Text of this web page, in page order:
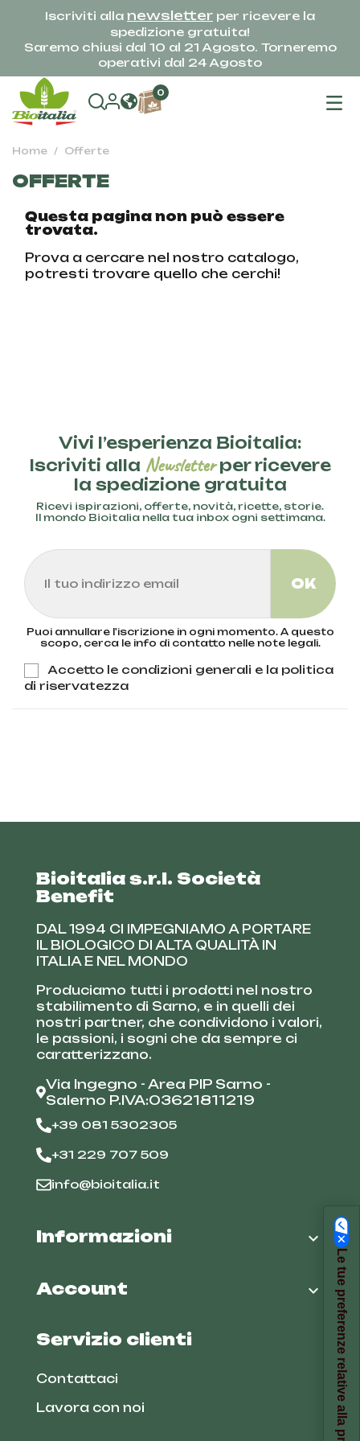
Iscriviti alla newsletter per ricevere la
spedizione gratuita!
Saremo chiusi dal 10 al 21 Agosto. Torneremo
operativi dal 24 Agosto
0
Home Offerte
OFFERTE
Questa pagina non può essere
trovata.
Prova a cercare nel nostro catalogo,
potresti trovare quello che cerchi!
Vivi l’esperienza Bioitalia:
Iscriviti alla Newsletterper ricevere
la spedizione gratuita
Ricevi ispirazioni, offerte, novità, ricette, storie.
Il mondo Bioitalia nella tua inbox ogni settimana.
Puoi annullare l'iscrizione in ogni momento. A questo
scopo, cerca le info di contatto nelle note legali.
Accetto le condizioni generali e la politica
di riservatezza
Bioitalia s.r.l. Società
Benefit
DAL 1994 CI IMPEGNIAMO A PORTARE
IL BIOLOGICO DI ALTA QUALITÀ IN
ITALIA E NEL MONDO
Produciamo tutti i prodotti nel nostro
stabilimento di Sarno, e in quelli dei
nostri partner, che condividono i valori,
le passioni, i sogni che da sempre ci
caratterizzano.
Via Ingegno - Area PIP Sarno -
Salerno P.IVA:03621811219
+39 081 5302305
+31 229 707 509
info@bioitalia.it
Informazioni 
Account 
Servizio clienti
Contattaci
Lavora con noi
Le tue preferenze relative alla privacy